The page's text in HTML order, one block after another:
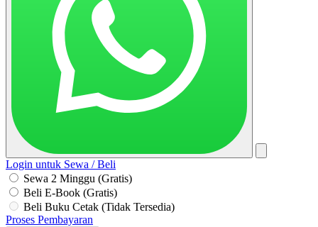
Login untuk Sewa / Beli
Sewa 2 Minggu (Gratis)
Beli E-Book (Gratis)
Beli Buku Cetak (Tidak Tersedia)
Proses Pembayaran